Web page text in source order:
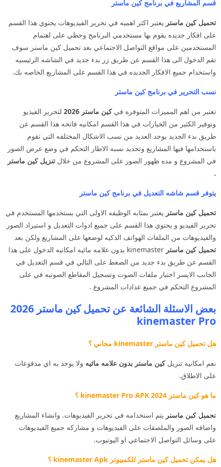
قسم المشاريع في برنامج كين ماستر
تحميل كين ماستر يعتبر اكثر اهميه في تحرير الفيديوهات يحتوي هذا القسم
على افكار جديده يقوم بها مستخدمي البرنامج وحظي على اهتمام
المستخدمين على مواقع التواصل الاجتماعي بعد تحميل كين ماستر سوف
تقم الدخول الى هذا القسم عن طريق زر بدء جديد في الشاشه الرئيسيه
واستخدام جميع الافكار الجديده في هذا القسم على المشاريع الخاصه بك.
نسب التحرير في برنامج كين ماستر
تعتبر من اهم المميزات المتوفره فيكين ماستر 2026
لتحرير الفيديو
وتوفير الكثير من الخيارات في هذا القسم امكانيه فاتحه هذا القسم عن
طريق بدء الجديد يوجد العديد من نسب الاشكال المختلفه التي تقوم
باستخدامها فيها المشاريع وتحديد نسبه الاطار التحكم في وضع عرض الصور
في المشروع و مده ظهور الصور على المشروع من خلال تنزيل كين ماستر
.
يتوفر قسم شاشه التعديل في برنامج كين ماستر
تحميل كين ماستر يعتبر بمثابه الوظيفه الاولى التي يستخدمها المستخدم في
تحرير الفيديو و يحتوي هذا القسم على جميع ادوات التعديل و استيراد الصور
والفيديوهات من الملفات الهواتف الذكيه لوضعها على المشاريع ولكن بعد
تحميل كين ماستر
kinemaster بدون علامه مائيه امكانيه الدخول على هذا
القسم عن طريق بدء جديد من الضغط على التالي في قسم التعديل في
الجانب الايسر اختيار ملفات الصوت وتسجيل المقاطع الصوتيه في على
المشروع التحكم في جميع عدادات المشروع .
بعض الاسئلة الشائعة عن تحميل كين ماستر 2026
kinemaster Pro
هل تحميل كين ماستر kinemaster مجاني ؟
نعم امكانيه تنزيل كين ماستر بدون علامه مائيه ولا يوجد به اي مدفوعات
على الاطلاق.
ما هو كين ماستر 2024 kinemaster Pro APK ؟
تحميل كين ماستر يتم استخدامه في تحرير الفيديوهات. وانشاء المشاريع
واضافه الصور والملصقات على الفيديوهات و مشاركه جميع الفيديوهات
على وسائل التواصل الاجتماعي او اليوتيوب.
هل يمكن تحميل كين ماستر للكمبيوتر kinemaster Apk ؟